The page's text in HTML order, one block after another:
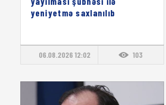
yeniyetmə saxlanılıb
06.08.2026 12:02 103